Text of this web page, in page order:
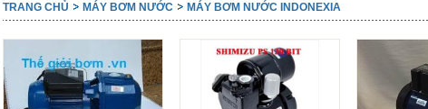
TRANG CHỦ MÁY BƠM NƯỚC MÁY BƠM NƯỚC INDONEXIA